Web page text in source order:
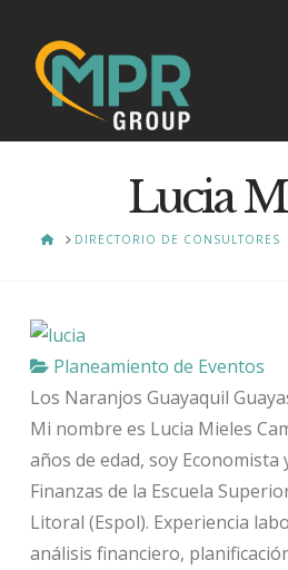
Lucia
HOMEDIRECTORIO DE CONSULTORES
Planeamiento de Eventos
Los Naranjos Guayaquil
Mi nombre es Lucia Mieles
años de edad, soy
Finanzas de la Escuela
Litoral (Espol). Experiencia
análisis financiero,